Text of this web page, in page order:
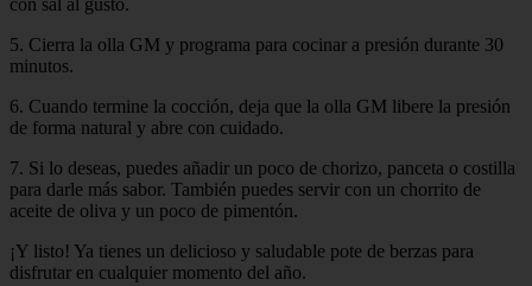
5. Cierra la olla GM y programa para cocinar a presión durante 30
minutos.
6. Cuando termine la cocción, deja que la olla GM libere la presión
de forma natural y abre con cuidado.
7. Si lo deseas, puedes añadir un poco de chorizo, panceta o costilla
para darle más sabor. También puedes servir con un chorrito de
aceite de oliva y un poco de pimentón.
¡Y listo! Ya tienes un delicioso y saludable pote de berzas para
disfrutar en cualquier momento del año.